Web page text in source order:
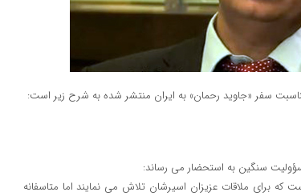
سفر «جاوید رحمان» به ایران منتشر شده به شرح زیر است:
سنگین به استحضار می رساند:
اسیران فرقه رجوی، بیش از ۳۰ سال است که برای ملاقات عزیزان اسیرشان تلاش می نمایند اما متاسفانه